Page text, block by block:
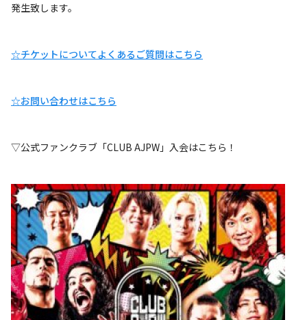
発生致します。
☆チケットについてよくあるご質問はこちら
☆お問い合わせはこちら
▽公式ファンクラブ「CLUB AJPW」入会はこちら！